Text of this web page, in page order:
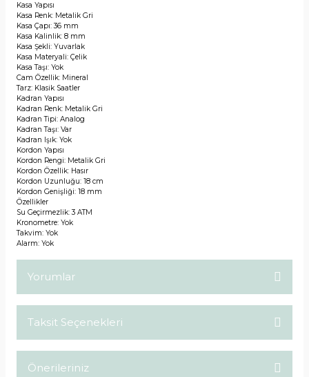
Kasa Yapısı
Kasa Renk: Metalik Gri
Kasa Çapı: 36 mm
Kasa Kalinlik: 8 mm
Kasa Şekli: Yuvarlak
Kasa Materyali: Çelik
Kasa Taşı: Yok
Cam Özellik: Mineral
Tarz: Klasik Saatler
Kadran Yapısı
Kadran Renk: Metalik Gri
Kadran Tipi: Analog
Kadran Taşı: Var
Kadran Işık: Yok
Kordon Yapısı
Kordon Rengi: Metalik Gri
Kordon Özellik: Hasır
Kordon Uzunluğu: 18 cm
Kordon Genişliği: 18 mm
Özellikler
Su Geçirmezlik: 3 ATM
Kronometre: Yok
Takvim: Yok
Alarm: Yok
Yorumlar
Taksit Seçenekleri
Önerileriniz